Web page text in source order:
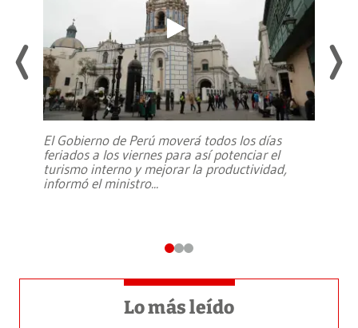
El Gobierno de Perú moverá todos los días
feriados a los viernes para así potenciar el
turismo interno y mejorar la productividad,
informó el ministro...
Lo más leído